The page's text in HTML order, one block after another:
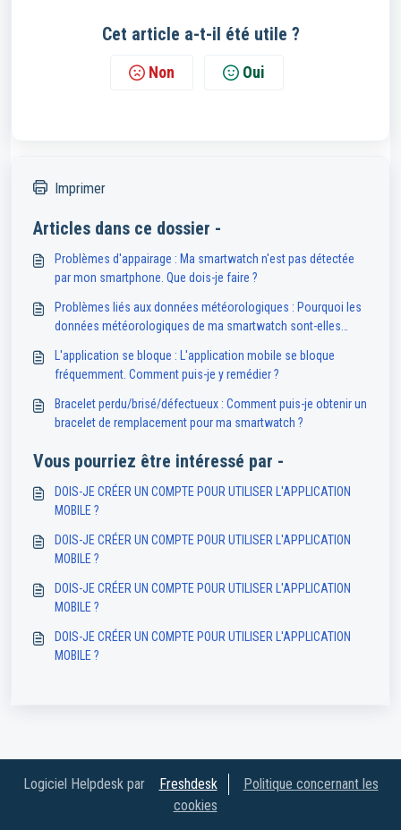
Cet article a-t-il été utile ?
Non Oui
Imprimer
Articles dans ce dossier -
Problèmes d'appairage : Ma smartwatch n'est pas détectée
par mon smartphone. Que dois-je faire ?
Problèmes liés aux données météorologiques : Pourquoi les
données météorologiques de ma smartwatch sont-elles
L'application se bloque : L'application mobile se bloque
fréquemment. Comment puis-je y remédier ?
Bracelet perdu/brisé/défectueux : Comment puis-je obtenir un
bracelet de remplacement pour ma smartwatch ?
Vous pourriez être intéressé par -
DOIS-JE CRÉER UN COMPTE POUR UTILISER L'APPLICATION
MOBILE ?
DOIS-JE CRÉER UN COMPTE POUR UTILISER L'APPLICATION
MOBILE ?
DOIS-JE CRÉER UN COMPTE POUR UTILISER L'APPLICATION
MOBILE ?
DOIS-JE CRÉER UN COMPTE POUR UTILISER L'APPLICATION
MOBILE ?
Logiciel Helpdesk par Freshdesk
Politique concernant les
cookies